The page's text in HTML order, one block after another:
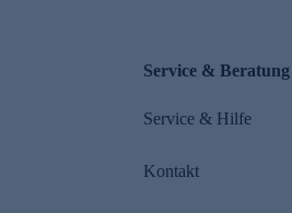
Service & Beratung
Service & Hilfe
Kontakt